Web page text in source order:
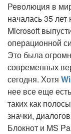
Революция в
началась 35
Microsoft
операционной
Это была
современных
сегодня. Хотя
нее все еще
таких как
значки,
Блокнот и MS